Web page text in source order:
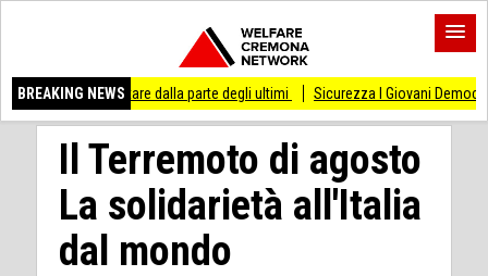
BREAKING NEWS
stare dalla parte degli ultimi Sicurezza I Giovani Democratici ribattono ai
Il Terremoto di agosto
La solidarietà all'Italia
dal mondo